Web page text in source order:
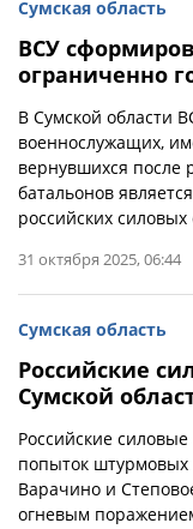
Сумская область
ВСУ
ограниченно
В Сумской области
военнослужащих,
вернувшихся после
батальонов
российских силовых
31 октября 2025, 06:44
Сумская область
Российские
Сумской
Российские
попыток штурмовых
Варачино и
огневым